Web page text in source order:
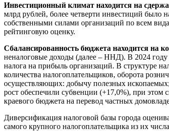
Инвестиционный климат находится на
млрд рублей, более четверти инвестиций было
собственными силами организаций по всем
рейтинговую оценку.
Сбалансированность бюджета находится на
неналоговые доходы (далее – ННД). В 2024
налога на прибыль организаций. В структуре
количества налогоплательщиков, оборота
осуществляющих: добычу полезных
рост обеспечили субвенции (+17,0%), при
краевого бюджета на перевод частных
Диверсификация налоговой базы города
самого крупного налогоплательщика из их